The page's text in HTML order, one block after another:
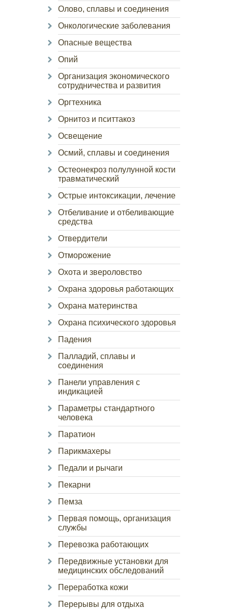
Олово, сплавы и соединения
Онкологические заболевания
Опасные вещества
Опий
Организация экономического
сотрудничества и развития
Оргтехника
Орнитоз и пситтакоз
Освещение
Осмий, сплавы и соединения
Остеонекроз полулунной кости
травматический
Острые интоксикации, лечение
Отбеливание и отбеливающие
средства
Отвердители
Отморожение
Охота и звероловство
Охрана здоровья работающих
Охрана материнства
Охрана психического здоровья
Падения
Палладий, сплавы и
соединения
Панели управления с
индикацией
Параметры стандартного
человека
Паратион
Парикмахеры
Педали и рычаги
Пекарни
Пемза
Первая помощь, организация
службы
Перевозка работающих
Передвижные установки для
медицинских обследований
Переработка кожи
Перерывы для отдыха